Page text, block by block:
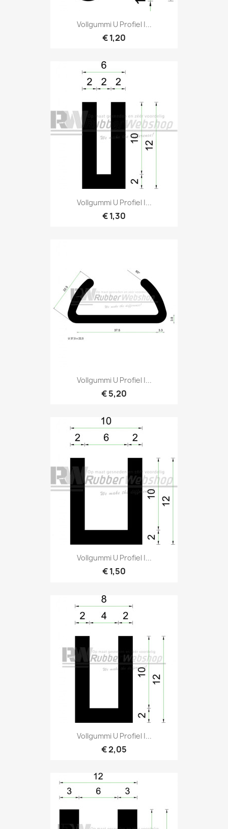
Vollgummi U Profiel |...
€ 1,20
Vollgummi U Profiel |...
€ 1,30
Vollgummi U Profiel |...
€ 5,20
Vollgummi U Profiel |...
€ 1,50
Vollgummi U Profiel |...
€ 2,05